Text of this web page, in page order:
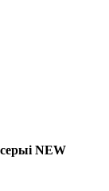
NEW